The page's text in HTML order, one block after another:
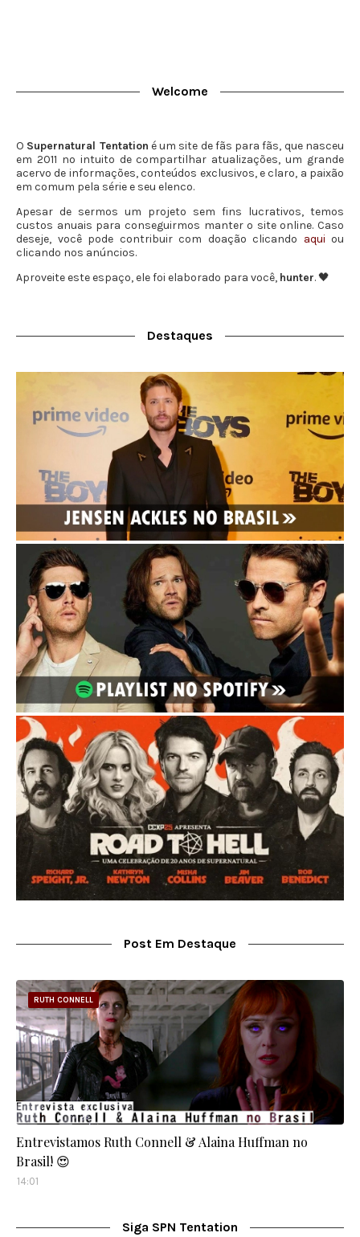
Welcome
O Supernatural Tentation é um site de fãs para fãs, que nasceu
em 2011 no intuito de compartilhar atualizações, um grande
acervo de informações, conteúdos exclusivos, e claro, a paixão
em comum pela série e seu elenco.
Apesar de sermos um projeto sem fins lucrativos, temos
custos anuais para conseguirmos manter o site online. Caso
deseje, você pode contribuir com doação clicando aqui ou
clicando nos anúncios.
Aproveite este espaço, ele foi elaborado para você, hunter. 🖤
Destaques
Post Em Destaque
RUTH CONNELL
Entrevistamos Ruth Connell & Alaina Huffman no
Brasil! 😍
14:01
Siga SPN Tentation